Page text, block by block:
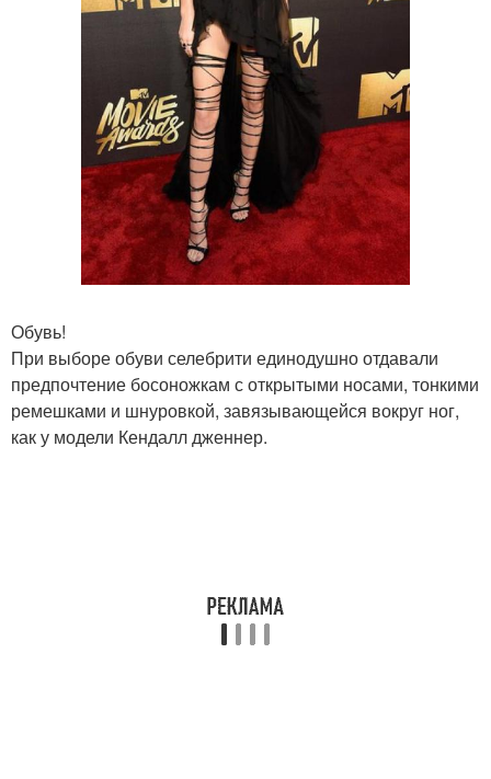
Обувь!
При выборе обуви селебрити единодушно отдавали
предпочтение босоножкам с открытыми носами, тонкими
ремешками и шнуровкой, завязывающейся вокруг ног,
как у модели Кендалл дженнер.